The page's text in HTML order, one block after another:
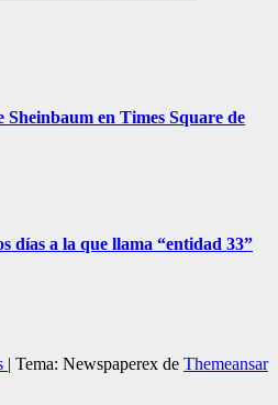
en Times Square de
días a la que llama “entidad 33”
| Tema: Newspaperex de Themeansar